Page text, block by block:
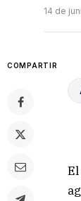
14 de
COMPARTIR